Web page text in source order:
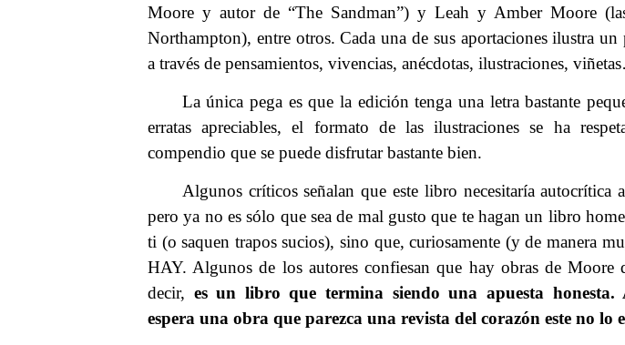
Moore y autor de “The Sandman”) y Leah y Amber Moore
Northampton), entre otros. Cada una de sus aportaciones ilustra un
a través de pensamientos, vivencias, anécdotas, ilustraciones,
La única pega es que la edición tenga una letra bastante
erratas apreciables, el formato de las ilustraciones se ha
compendio que se puede disfrutar bastante bien.
Algunos críticos señalan que este libro necesitaría autocrítica
pero ya no es sólo que sea de mal gusto que te hagan un libro
ti (o saquen trapos sucios), sino que, curiosamente (y de manera
HAY. Algunos de los autores confiesan que hay obras de Moore
decir, es un libro que termina siendo una apuesta honesta.
espera una obra que parezca una revista del corazón este no lo